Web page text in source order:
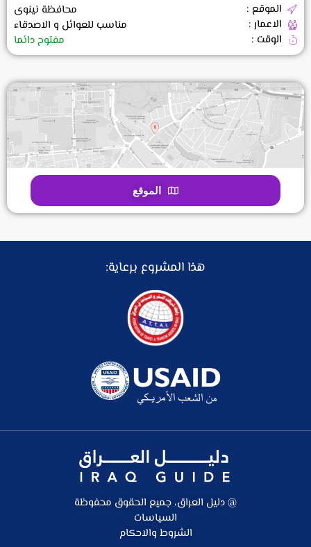
الموقع :
محافظة نينوى
الاعمار :
مناسب للعوائل و الاصدقاء
الوقت :
مفتوح دائما
الموقع
هذا المشروع برعاية:
@ دليل العراق، جميع الحقوق محفوظة
السياسات
الشروط والاحكام